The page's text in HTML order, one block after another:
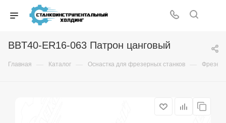
BBT40-ER16-063 Патрон цанговый
Главная — Каталог — Оснастка для фрезерных станков —